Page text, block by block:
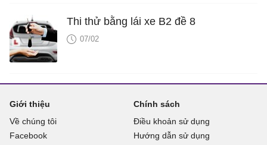
Thi thử bằng lái xe B2 đề 8
07/02
Giới thiệu
Về chúng tôi
Facebook
Chính sách
Điều khoản sử dụng
Hướng dẫn sử dụng